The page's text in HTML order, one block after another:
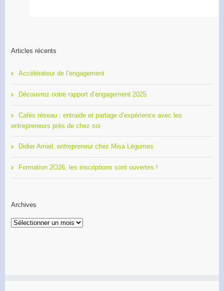
Articles récents
Accélérateur de l’engagement
Découvrez notre rapport d’engagement 2025
Cafés réseau : entraide et partage d’expérience avec les
entrepreneurs près de chez soi
Didier Amiel, entrepreneur chez Misa Légumes
Formation 2O26, les inscriptions sont ouvertes !
Archives
Archives